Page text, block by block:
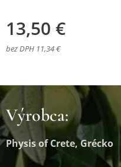
13,50 €
bez DPH 11,34 €
Výrobca:
Physis of Crete, Grécko